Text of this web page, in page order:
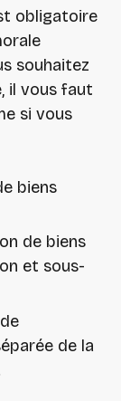
obligatoire
souhaitez
il vous faut
si vous
biens
de biens
et sous-
de la